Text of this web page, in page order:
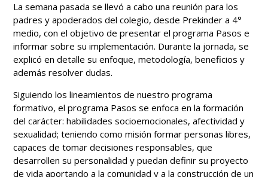
La semana pasada se llevó a cabo una reunión para los
padres y apoderados del colegio, desde Prekinder a 4°
medio, con el objetivo de presentar el programa Pasos e
informar sobre su implementación. Durante la jornada, se
explicó en detalle su enfoque, metodología, beneficios y
además resolver dudas.
Siguiendo los lineamientos de nuestro programa
formativo, el programa Pasos se enfoca en la formación
del carácter: habilidades socioemocionales, afectividad y
sexualidad; teniendo como misión formar personas libres,
capaces de tomar decisiones responsables, que
desarrollen su personalidad y puedan definir su proyecto
de vida aportando a la comunidad y a la construcción de un